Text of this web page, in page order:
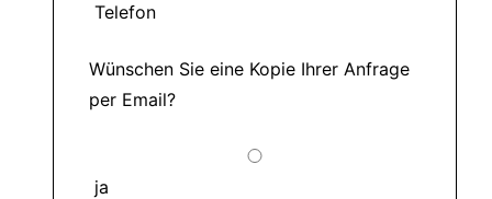
Telefon
Wünschen Sie eine Kopie Ihrer Anfrage
per Email?
ja